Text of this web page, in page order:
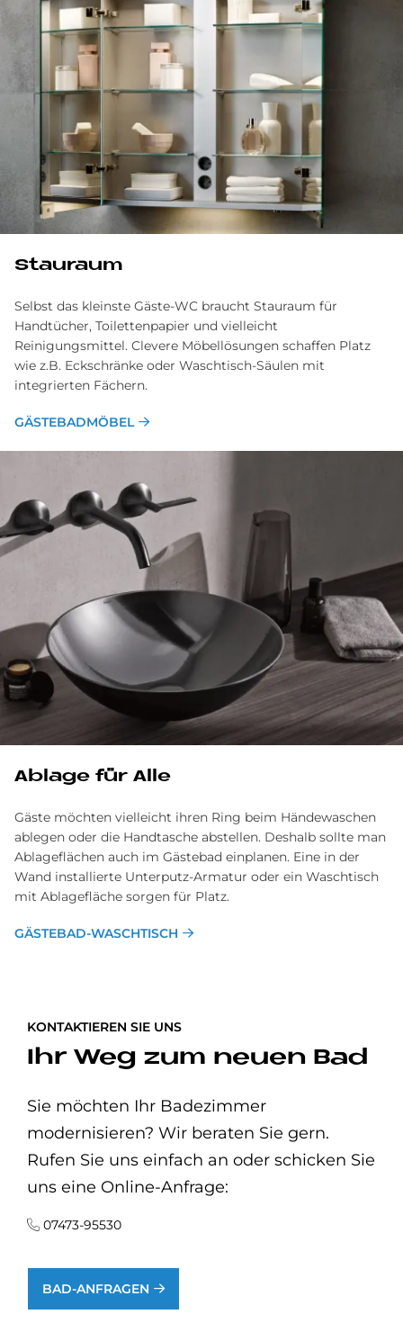
Stau­raum
Selbst das kleinste Gäste-WC braucht Stauraum für
Handtücher, Toilettenpapier und vielleicht
Reinigungsmittel. Clevere Möbellösungen schaffen Platz
wie z.B. Eckschränke oder Waschtisch-Säulen mit
integrierten Fächern.
GÄSTEBADMÖBEL
Ab­la­ge für Alle
Gäste möchten vielleicht ihren Ring beim Händewaschen
ablegen oder die Handtasche abstellen. Deshalb sollte man
Ablageflächen auch im Gästebad einplanen. Eine in der
Wand installierte Unterputz-Armatur oder ein Waschtisch
mit Ablagefläche sorgen für Platz.
GÄSTEBAD-WASCHTISCH
KONTAKTIEREN SIE UNS
Ihr Weg zum neuen Bad
Sie möchten Ihr Badezimmer
modernisieren? Wir beraten Sie gern.
Rufen Sie uns einfach an oder schicken Sie
uns eine Online-Anfrage:
07473-95530
BAD-ANFRAGEN